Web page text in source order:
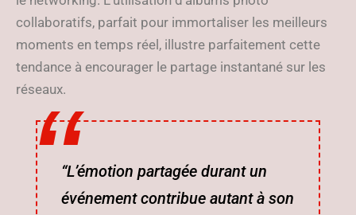
collaboratifs, parfait pour immortaliser les meilleurs
moments en temps réel, illustre parfaitement cette
tendance à encourager le partage instantané sur les
réseaux.
“L’émotion partagée durant un
événement contribue autant à son